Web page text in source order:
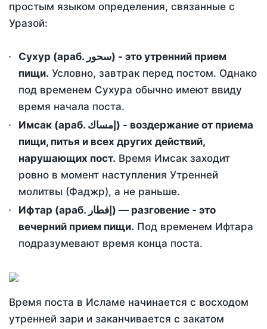
простым языком определения, связанные с
Уразой:
Сухур (араб. سحور) - это утренний прием
пищи. Условно, завтрак перед постом. Однако
под временем Сухура обычно имеют ввиду
время начала поста.
Имсак (араб. إمساك) - воздержание от приема
пищи, питья и всех других действий,
нарушающих пост. Время Имсак заходит
ровно в момент наступления Утренней
молитвы (Фаджр), а не раньше.
Ифтар (араб. إفطار) — разговение - это
вечерний прием пищи. Под временем Ифтара
подразумевают время конца поста.
Время поста в Исламе начинается с восходом
утренней зари и заканчивается с закатом